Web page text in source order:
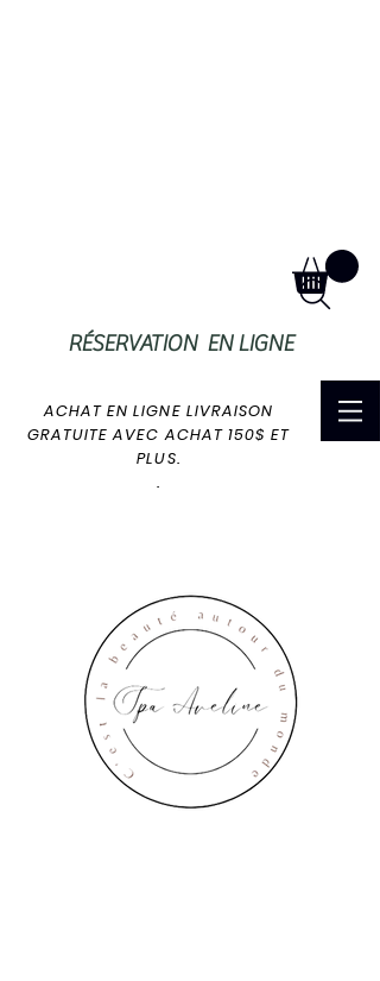
RÉSERVATION EN LIGNE
ACHAT EN LIGNE LIVRAISON
GRATUITE AVEC ACHAT 150$ ET
PLUS.
.